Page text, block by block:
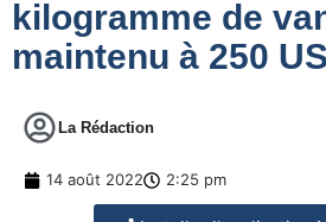
kilogramme de
maintenu à 250
La Rédaction
14 août 2022 2:25 pm